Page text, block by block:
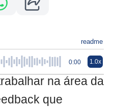
readme
0:00 1.0x
na área da
que